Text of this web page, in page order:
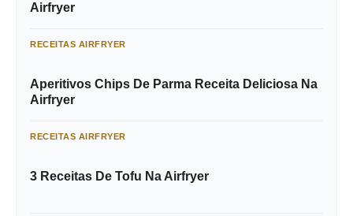
Airfryer
RECEITAS AIRFRYER
Aperitivos Chips De Parma Receita Deliciosa Na
Airfryer
RECEITAS AIRFRYER
3 Receitas De Tofu Na Airfryer